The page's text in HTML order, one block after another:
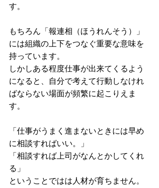
す。
もちろん「報連相（ほうれんそう）」
には組織の上下をつなぐ重要な意味を
持っています。
しかしある程度仕事が出来てくるよう
になると、自分で考えて行動しなけれ
ばならない場面が頻繁に起こりえま
す。
「仕事がうまく進まないときには早め
に相談すればいい。」
「相談すれば上司がなんとかしてくれ
る」
ということではは人材が育ちません。